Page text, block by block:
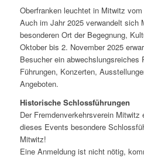
Oberfranken leuchtet in Mitwitz vom
Auch im Jahr 2025 verwandelt sich
besonderen Ort der Begegnung,
Oktober bis 2. November 2025
Besucher ein abwechslungsreiches
Führungen, Konzerten,
Angeboten.
Historische Schlossführungen
Der Fremdenverkehrsverein
dieses Events besondere
Mitwitz!
Eine Anmeldung ist nicht nötig,